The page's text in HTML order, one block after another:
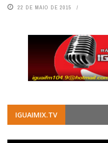
22 DE MAIO DE 2015
IGUAIMIX.TV